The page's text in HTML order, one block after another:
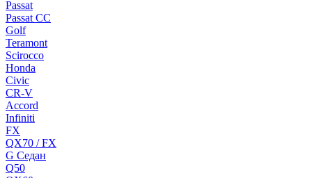
Passat
Passat CC
Golf
Teramont
Scirocco
Honda
Civic
CR-V
Accord
Infiniti
FX
QX70 / FX
G Cедан
Q50